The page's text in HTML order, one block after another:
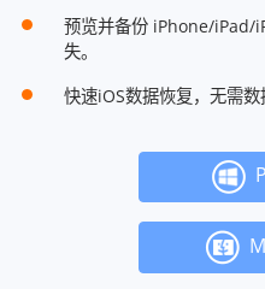
预览并备份 iPhone/iPad/
失。
快速iOS数据恢复，无需数